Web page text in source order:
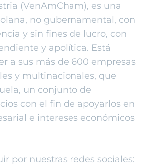
(VenAmCham), es una
no gubernamental, con
y sin fines de lucro, con
y apolítica. Está
a sus más de 600 empresas
y multinacionales, que
un conjunto de
con el fin de apoyarlos en
e intereses económicos
por nuestras redes sociales: